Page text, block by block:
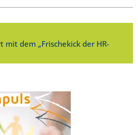
mit dem „Frischekick der HR-